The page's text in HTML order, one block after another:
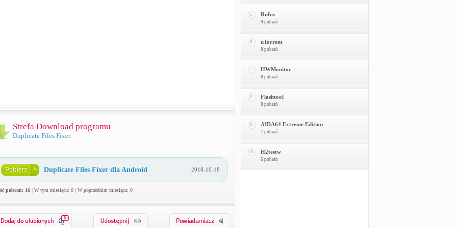
Strefa Download programu
Duplicate Files Fixer
Duplicate Files Fixer dla Android 2018-10-18
pobrań: 16| W tym miesiącu: 0 | W poprzednim miesiącu: 0
0
5 Rufus
9 pobrań
6 uTorrent
8 pobrań
7 HWMonitor
8 pobrań
8 Flashtool
8 pobrań
9 AIDA64 Extreme Edition
7 pobrań
10 H2testw
6 pobrań